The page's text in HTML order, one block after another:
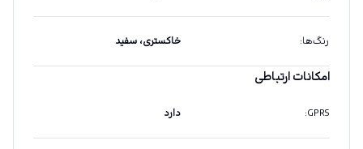
رنگ‌ها: خاکستری، سفید
امکانات ارتباطی
GPRS
: دارد